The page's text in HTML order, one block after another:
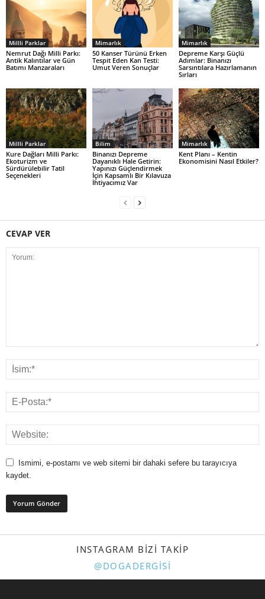
Millli Parklar
Nemrut Dağı Milli Parkı:
Antik Kalıntılar ve Gün
Batımı Manzaraları
Mimarlık
50 Kanser Türünü Erken
Tespit Eden Kan Testi:
Umut Veren Sonuçlar
Mimarlık
Depreme Karşı Güçlü
Adımlar: Binanızı
Sarsıntılara Hazırlamanın
Sırları
Millli Parklar
Kure Dağları Milli Parkı:
Ekoturizm ve
Sürdürülebilir Tatil
Seçenekleri
Bilim
Binanızı Depreme
Dayanıklı Hale Getirin:
Yapınızı Güçlendirmek
İçin Kapsamlı Bir Kılavuza
İhtiyacımız Var
Mimarlık
Kent Planı – Kentin
Ekonomisini Nasıl Etkiler?
CEVAP VER
Ismimi, e-postamı ve web sitemi bir dahaki sefere bu tarayıcıya
kaydet.
INSTAGRAM BIZI TAKIP
@DOGADERGISI